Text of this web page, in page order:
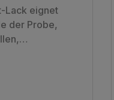
Lack eignet
der Probe,
Falls